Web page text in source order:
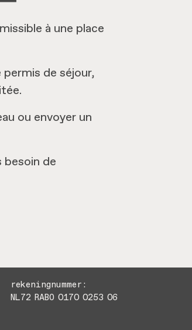
à une place
permis de séjour,
ou envoyer un
besoin de
rekeningnummer:
NL72 RABO 0170 0253 06